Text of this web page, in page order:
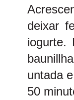
deixar
iogurte.
untada
50